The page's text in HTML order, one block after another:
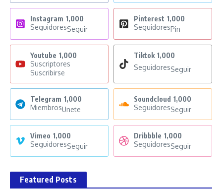
Instagram 1,000
SeguidoresSeguir
Pinterest 1,000
SeguidoresPin
Youtube 1,000
Suscriptores
Suscribirse
Tiktok 1,000
SeguidoresSeguir
Telegram 1,000
MiembrosUnete
Soundcloud 1,000
SeguidoresSeguir
Vimeo 1,000
SeguidoresSeguir
Dribbble 1,000
SeguidoresSeguir
Featured Posts